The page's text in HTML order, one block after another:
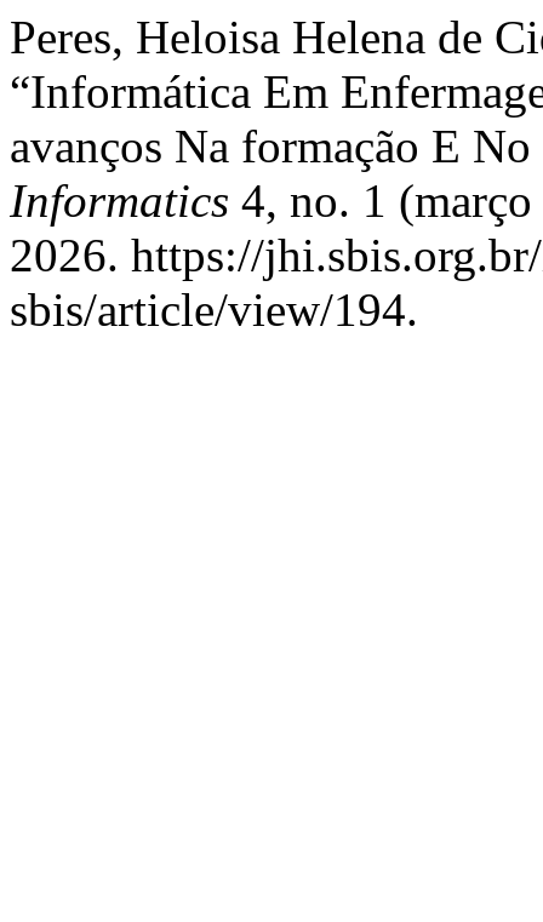
Peres, Heloisa Helena de
“Informática Em
avanços Na formação E
Informatics 4, no. 1
2026. https://
sbis/article/view/194.